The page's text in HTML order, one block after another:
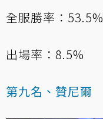
全服勝率：53.5%
出場率：8.5%
第九名、贊尼爾